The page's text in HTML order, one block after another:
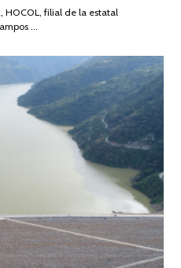
2026
HOCOL, filial de la estatal
…